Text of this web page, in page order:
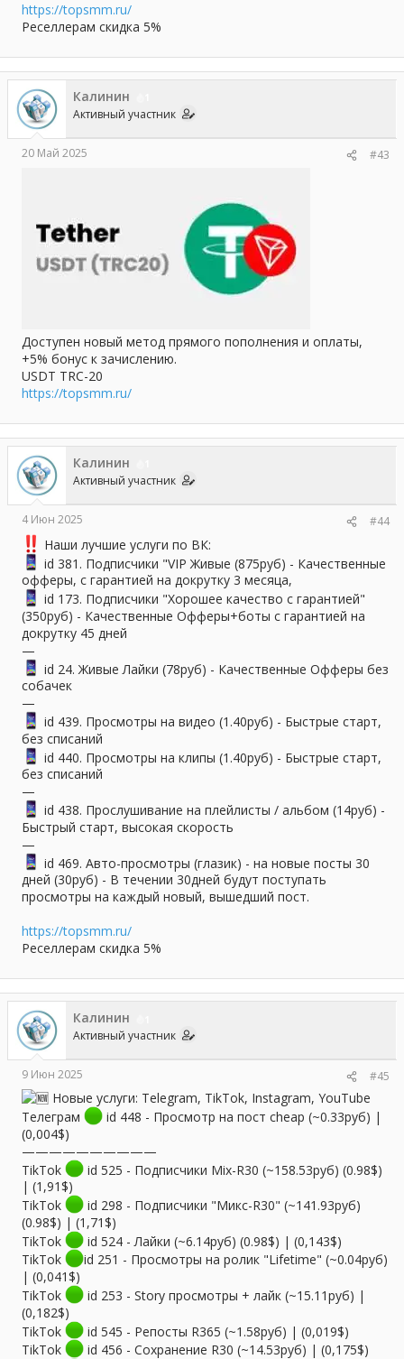
https://topsmm.ru/
Реселлерам скидка 5%
Калинин
Активный участник
20 Май 2025 #43
Доступен новый метод прямого пополнения и оплаты,
+5% бонус к зачислению.
USDT TRC-20
https://topsmm.ru/
Калинин
Активный участник
4 Июн 2025 #44
Наши лучшие услуги по ВК:
id 381. Подписчики "VIP Живые (875руб) - Качественные
офферы, с гарантией на докрутку 3 месяца,
id 173. Подписчики "Хорошее качество с гарантией"
(350руб) - Качественные Офферы+боты с гарантией на
докрутку 45 дней
—
id 24. Живые Лайки (78руб) - Качественные Офферы без
собачек
—
id 439. Просмотры на видео (1.40руб) - Быстрые старт,
без списаний
id 440. Просмотры на клипы (1.40руб) - Быстрые старт,
без списаний
—
id 438. Прослушивание на плейлисты / альбом (14руб) -
Быстрый старт, высокая скорость
—
id 469. Авто-просмотры (глазик) - на новые посты 30
дней (30руб) - В течении 30дней будут поступать
просмотры на каждый новый, вышедший пост.
https://topsmm.ru/
Реселлерам скидка 5%
Калинин
Активный участник
9 Июн 2025 #45
Новые услуги: Telegram, TikTok, Instagram, YouTube
Телеграм
id 448 - Просмотр на пост cheap (~0.33руб) |
(0,004$)
——————————
TikTok
id 525 - Подписчики Mix-R30 (~158.53руб) (0.98$)
| (1,91$)
TikTok
id 298 - Подписчики "Микс-R30" (~141.93руб)
(0.98$) | (1,71$)
TikTok
id 524 - Лайки (~6.14руб) (0.98$) | (0,143$)
TikTok
id 251 - Просмотры на ролик "Lifetime" (~0.04руб)
| (0,041$)
TikTok
id 253 - Story просмотры + лайк (~15.11руб) |
(0,182$)
TikTok
id 545 - Репосты R365 (~1.58руб) | (0,019$)
TikTok
id 456 - Сохранение R30 (~14.53руб) | (0,175$)